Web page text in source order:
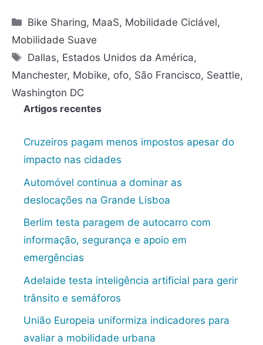
Bike Sharing, MaaS, Mobilidade Ciclável,
Mobilidade Suave
Dallas, Estados Unidos da América,
Manchester, Mobike, ofo, São Francisco, Seattle,
Washington DC
Artigos recentes
Cruzeiros pagam menos impostos apesar do
impacto nas cidades
Automóvel continua a dominar as
deslocações na Grande Lisboa
Berlim testa paragem de autocarro com
informação, segurança e apoio em
emergências
Adelaide testa inteligência artificial para gerir
trânsito e semáforos
União Europeia uniformiza indicadores para
avaliar a mobilidade urbana